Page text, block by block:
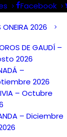
Facebook
ONEIRA 2026
DE GAUDÍ –
2026
–
2026
– Octubre
– Diciembre